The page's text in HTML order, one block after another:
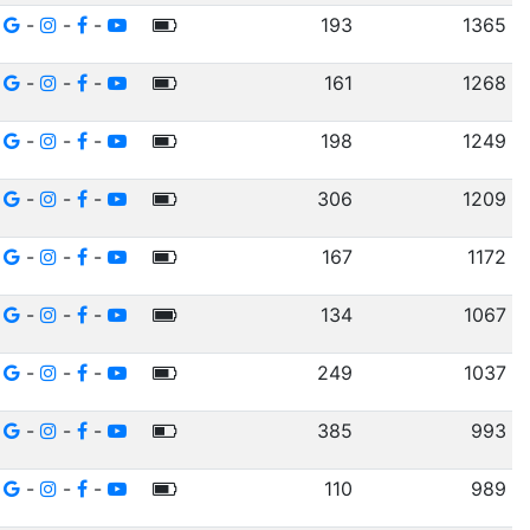
- - - 193 1365
- - - 161 1268
- - - 198 1249
- - - 306 1209
- - - 167 1172
- - - 134 1067
- - - 249 1037
- - - 385 993
- - - 110 989